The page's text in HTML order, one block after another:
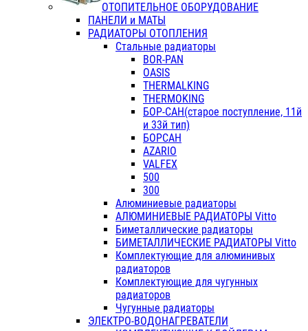
ОТОПИТЕЛЬНОЕ ОБОРУДОВАНИЕ
ПАНЕЛИ и МАТЫ
РАДИАТОРЫ ОТОПЛЕНИЯ
Стальные радиаторы
BOR-PAN
OASIS
THERMALKING
THERMOKING
БОР-САН(старое поступление, 11й
и 33й тип)
БОРСАН
AZARIO
VALFEX
500
300
Алюминиевые радиаторы
АЛЮМИНИЕВЫЕ РАДИАТОРЫ Vitto
Биметаллические радиаторы
БИМЕТАЛЛИЧЕСКИЕ РАДИАТОРЫ Vitto
Комплектующие для алюминивых
радиаторов
Комплектующие для чугунных
радиаторов
Чугунные радиаторы
ЭЛЕКТРО-ВОДОНАГРЕВАТЕЛИ